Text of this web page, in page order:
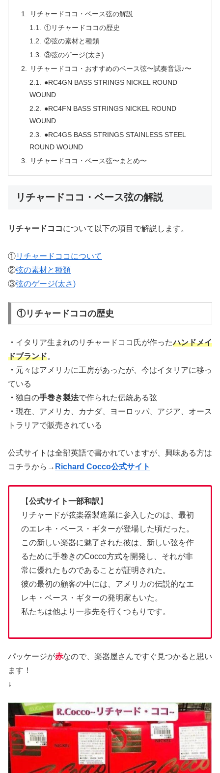
リチャードココ・ベース弦の解説
①リチャードココの歴史
②弦の素材と種類
③弦のゲージ(太さ)
リチャードココ・おすすめのベース弦〜試奏音源♪〜
●RC4GN BASS STRINGS NICKEL ROUND
WOUND
●RC4FN BASS STRINGS NICKEL ROUND
WOUND
●RC4GS BASS STRINGS STAINLESS STEEL
ROUND WOUND
リチャードココ・ベース弦〜まとめ〜
リチャードココ・ベース弦の解説
リチャードココについて以下の項目で解説します。
①リチャードココについて
②弦の素材と種類
③弦のゲージ(太さ)
①リチャードココの歴史
・ イタリア生まれのリチャードココ氏が作ったハンドメイ
ドブランド。
・ 元々はアメリカに工房があったが、今はイタリアに移っ
ている
・ 独自の手巻き製法で作られた伝統ある弦
・ 現在、アメリカ、カナダ、ヨーロッパ、アジア、オース
トラリアで販売されている
公式サイトは全部英語で書かれていますが、興味ある方は
コチラから → Richard Cocco公式サイト
【公式サイト一部和訳 】
リチャードが弦楽器製造業に参入したのは、最初
のエレキ・ベース・ギターが登場した頃だった。
この新しい楽器に魅了された彼は、新しい弦を作
るために手巻きのCocco方式を開発し、それが非
常に優れたものであることが証明された。
彼の最初の顧客の中には、アメリカの伝説的なエ
レキ・ベース・ギターの発明家もいた。
私たちは他より一歩先を行くつもりです。
パッケージが赤なので、楽器屋さんですぐ見つかると思い
ます！
↓